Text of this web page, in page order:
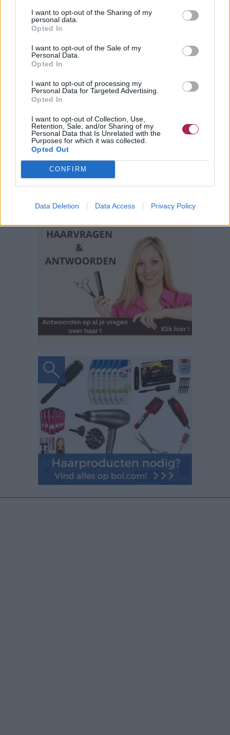
I want to opt-out of the Sharing of my
personal data.
Opted In
I want to opt-out of the Sale of my
Personal Data.
Opted In
I want to opt-out of processing my
Personal Data for Targeted Advertising.
Opted In
I want to opt-out of Collection, Use,
Retention, Sale, and/or Sharing of my
Personal Data that Is Unrelated with the
Purposes for which it was collected.
Opted Out
CONFIRM
Data Deletion Data Access Privacy Policy